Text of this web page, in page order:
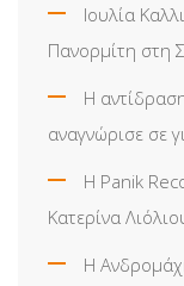
Ιουλία
Πανορμίτη στη
Η
αναγνώρισε σε
Η Panik
Κατερίνα
Η